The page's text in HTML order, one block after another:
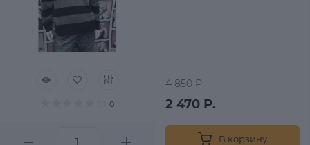
0
4 850 Р.
2 470 Р.
В корзину